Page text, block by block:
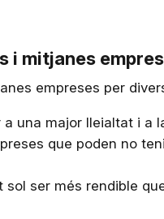
i mitjanes
empreses per
una major lleialtat i a
que poden no
ser més rendible